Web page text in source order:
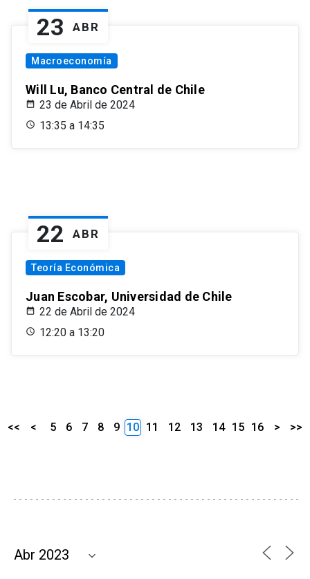
23 ABR
Macroeconomía
Will Lu, Banco Central de Chile
23 de Abril de 2024
13:35 a 14:35
22 ABR
Teoría Económica
Juan Escobar, Universidad de Chile
22 de Abril de 2024
12:20 a 13:20
<< < 5 6 7 8 9 10 11 12 13 14 15 16 > >>